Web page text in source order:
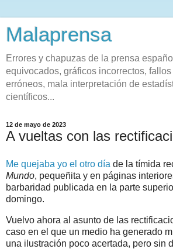
Malaprensa
Errores y chapuzas de la prensa
equivocados, gráficos incorrectos,
erróneos, mala interpretación de
científicos...
12 de mayo de 2023
A vueltas con las
Me quejaba yo el otro día de la tímida
Mundo, pequeñita y en páginas
barbaridad publicada en la parte
domingo.
Vuelvo ahora al asunto de las
caso en el que un medio ha generado
una ilustración poco acertada, pero sin